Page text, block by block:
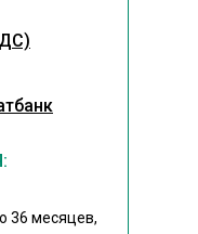
36 месяцев,